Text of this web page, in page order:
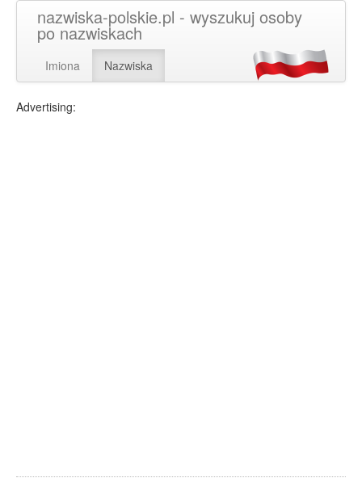
nazwiska-polskie.pl - wyszukuj osoby
po nazwiskach
Imiona Nazwiska
Advertising: